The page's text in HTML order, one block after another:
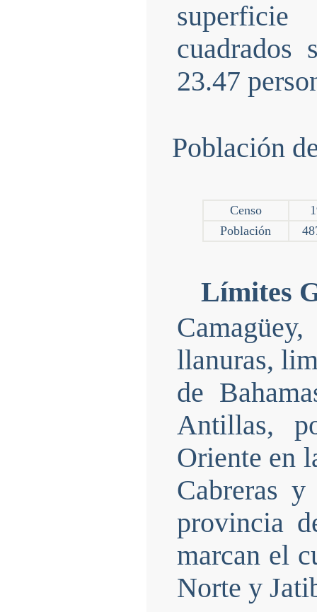
cuadrados
23.47
Población
Censo
Población
Límites
llanuras,
de
Antillas,
Oriente en
Cabreras
provincia
marcan el
Norte y